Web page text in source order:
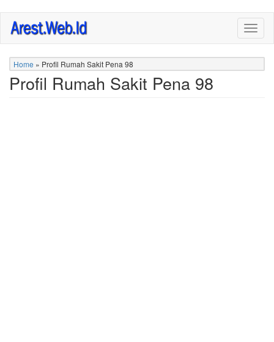
Skip
main
content
Home » Profil Rumah Sakit Pena 98
Profil Rumah Sakit Pena 98